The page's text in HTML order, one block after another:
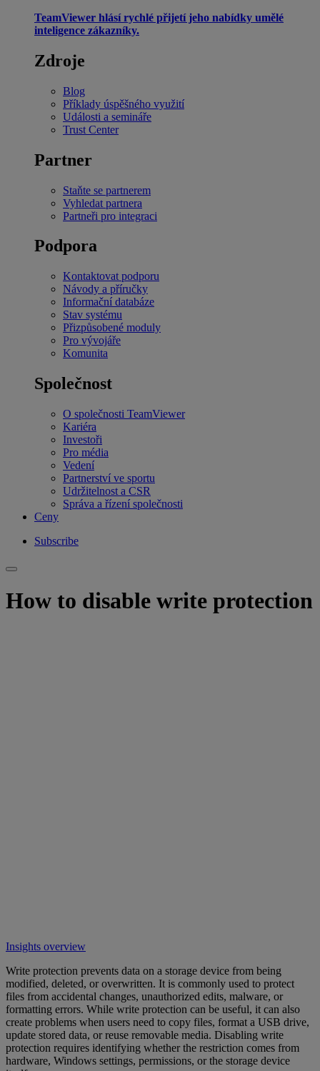
TeamViewer hlásí rychlé přijetí jeho nabídky umělé
inteligence zákazníky.
Zdroje
Blog
Příklady úspěšného využití
Události a semináře
Trust Center
Partner
Staňte se partnerem
Vyhledat partnera
Partneři pro integraci
Podpora
Kontaktovat podporu
Návody a příručky
Informační databáze
Stav systému
Přizpůsobené moduly
Pro vývojáře
Komunita
Společnost
O společnosti TeamViewer
Kariéra
Investoři
Pro média
Vedení
Partnerství ve sportu
Udržitelnost a CSR
Správa a řízení společnosti
Ceny
Subscribe
How to disable write protection
Insights overview
Write protection prevents data on a storage device from being
modified, deleted, or overwritten. It is commonly used to protect
files from accidental changes, unauthorized edits, malware, or
formatting errors. While write protection can be useful, it can also
create problems when users need to copy files, format a USB drive,
update stored data, or reuse removable media. Disabling write
protection requires identifying whether the restriction comes from
hardware, Windows settings, permissions, or the storage device